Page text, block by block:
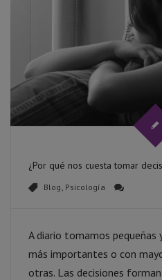
¿Por qué nos cuesta tomar
Blog, Psicología
A diario tomamos pequeñas
más importantes o con
otras. Las decisiones